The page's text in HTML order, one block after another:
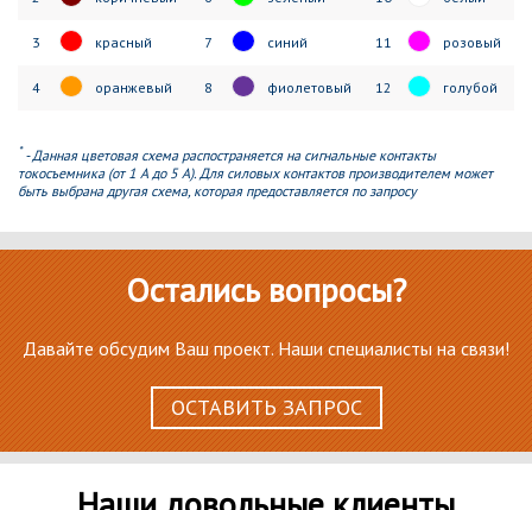
3 красный 7 синий 11 розовый
4 оранжевый 8 фиолетовый 12 голубой
* - Данная цветовая схема распостраняется на сигнальные контакты
токосъемника (от 1 А до 5 А). Для силовых контактов производителем может
быть выбрана другая схема, которая предоставляется по запросу
Остались вопросы?
Давайте обсудим Ваш проект. Наши специалисты на связи!
ОСТАВИТЬ ЗАПРОС